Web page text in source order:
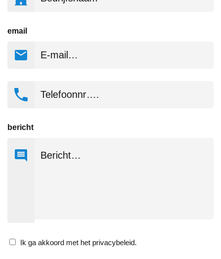
email
Telefoonnr….
bericht
Ik
Ik ga akkoord met het privacybeleid.